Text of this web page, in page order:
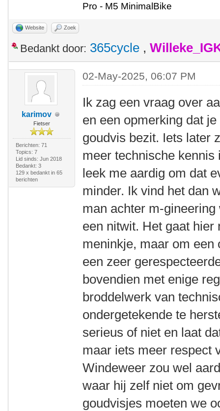
Pro - M5 MinimalBike
Website Zoek
Bedankt door: 365cycle ,
karimov
Fietser
Berichten: 71
Topics: 7
Lid sinds: Jun 2018
Bedankt: 3
129 x bedankt in 65
berichten
02-May-2025, 06:07 PM
Ik zag een vraag over
en een opmerking dat
goudvis bezit. Iets later
meer technische
leek me aardig om dat
minder. Ik vind het dan
man achter m-
een nitwit. Het gaat hier
meninkje, maar om een
een zeer
bovendien met enige
broddelwerk van
ondergetekende te
serieus of niet en laat
maar iets meer respect
Windeweer zou wel
waar hij zelf niet om
goudvisjes moeten we